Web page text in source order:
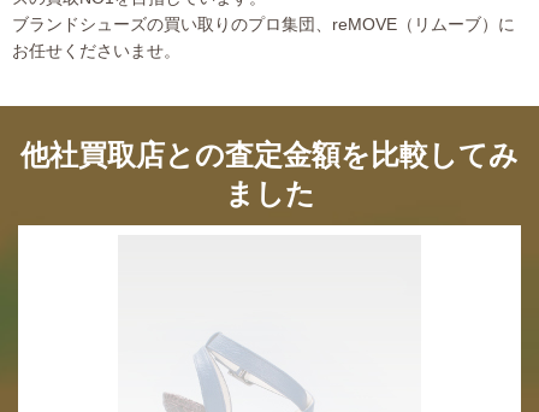
ブランドシューズの買い取りのプロ集団、reMOVE（リムーブ）に
お任せくださいませ。
他社買取店との査定金額を比較してみ
ました